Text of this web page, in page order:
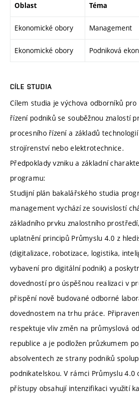
Oblast Téma
Ekonomické obory Management
Ekonomické obory Podniková
CÍLE STUDIA
Cílem studia je výchova odborníků
řízení podniků se souběžnou znalostí
procesního řízení a základů
strojírenství nebo elektrotechnice.
Předpoklady vzniku a základní
programu:
Studijní plán bakalářského studia
management vychází ze souvislostí
základního prvku znalostního
uplatnění principů Průmyslu 4.0 z
(digitalizace, robotizace, logistika,
vybavení pro digitální podnik) a
dovedností pro úspěšnou realizaci v
přispění nově budované odborné
dovednostem na trhu práce.
respektuje vliv změn na průmyslová
republice a je podložen průzkumem
absolventech ze strany podniků
podnikatelskou. V rámci Průmyslu 4.0
přístupy obsahují intenzifikaci využití